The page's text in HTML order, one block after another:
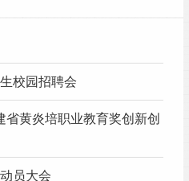
校园招聘会
省黄炎培职业教育奖创新创
员大会